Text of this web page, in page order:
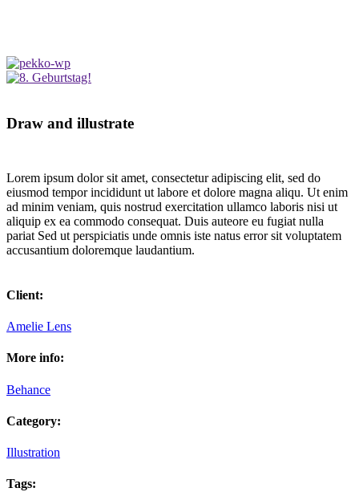
Draw and illustrate
Lorem ipsum dolor sit amet, consectetur adipiscing elit, sed do
eiusmod tempor incididunt ut labore et dolore magna aliqu. Ut enim
ad minim veniam, quis nostrud exercitation ullamco laboris nisi ut
aliquip ex ea commodo consequat. Duis auteore eu fugiat nulla
pariat Sed ut perspiciatis unde omnis iste natus error sit voluptatem
accusantium doloremque laudantium.
Client:
Amelie Lens
More info:
Behance
Category:
Illustration
Tags: